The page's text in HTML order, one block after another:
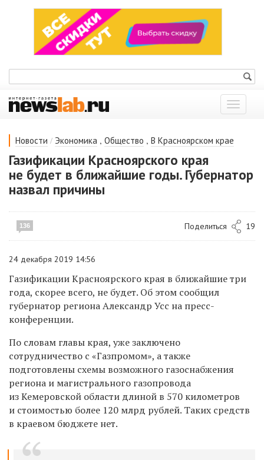
Показать
меню
Новости / Экономика , Общество , В Красноярском крае
Газификации Красноярского края
не будет в ближайшие годы. Губернатор
назвал причины
136 Поделиться 19
24 декабря 2019 14:56
Газификации Красноярского края в ближайшие три
года, скорее всего, не будет. Об этом сообщил
губернатор региона Александр Усс на пресс-
конференции.
По словам главы края, уже заключено
сотрудничество с «Газпромом», а также
подготовлены схемы возможного газоснабжения
региона и магистрального газопровода
из Кемеровской области длиной в 570 километров
и стоимостью более 120 млрд рублей. Таких средств
в краевом бюджете нет.